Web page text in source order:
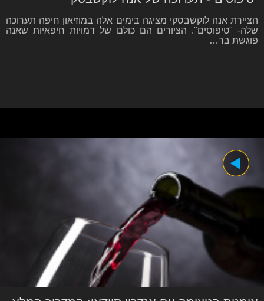
הציירת אנה לוקשבסקי מציגה בימים אלה במוזיאון חיפה תערוכה
שלה- "טיפוסים". הציורים הם כולם של דמויות חיפאיות שאנה
פוגשת בר…